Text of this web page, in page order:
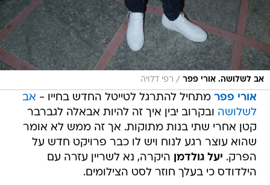
אב לשלושה. אורי פפר / רפי דלויה
אורי פפר מתחיל להתרגל לטייטל החדש בחייו - אב
לשלושה ובקרוב יבין איך זה להיות אבאלה לגברבר
קטן אחרי שתי בנות מתוקות. אך זה ממש לא אומר
שהוא עוצר רגע לנוח ויש לו כבר פרויקט חדש על
הפרק. יעל גולדמן היקרה, נא לשריין עזרה עם
הילדודס כי בעלך חוזר לסט הצילומים.